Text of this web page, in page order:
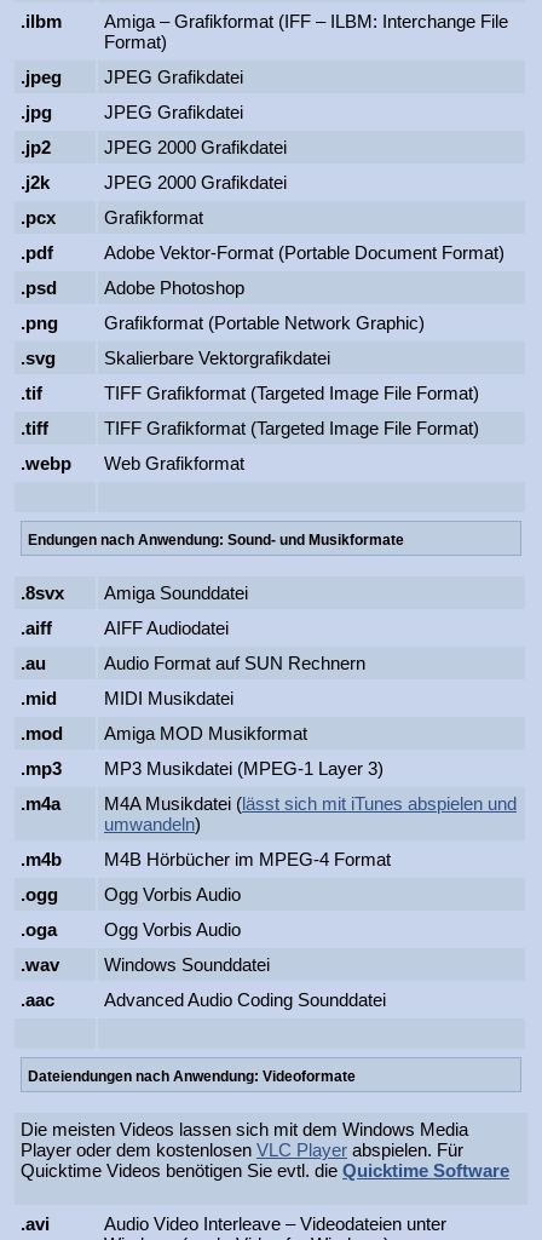
.ilbm
Amiga – Grafikformat (IFF – ILBM: Interchange File
Format)
.jpeg
JPEG Grafikdatei
.jpg
JPEG Grafikdatei
.jp2
JPEG 2000 Grafikdatei
.j2k
JPEG 2000 Grafikdatei
.pcx
Grafikformat
.pdf
Adobe Vektor-Format (Portable Document Format)
.psd
Adobe Photoshop
.png
Grafikformat (Portable Network Graphic)
.svg
Skalierbare Vektorgrafikdatei
.tif
TIFF Grafikformat (Targeted Image File Format)
.tiff
TIFF Grafikformat (Targeted Image File Format)
.webp
Web Grafikformat
Endungen nach Anwendung: Sound- und Musikformate
.8svx
Amiga Sounddatei
.aiff
AIFF Audiodatei
.au
Audio Format auf SUN Rechnern
.mid
MIDI Musikdatei
.mod
Amiga MOD Musikformat
.mp3
MP3 Musikdatei (MPEG-1 Layer 3)
.m4a
M4A Musikdatei (lässt sich mit iTunes abspielen und
umwandeln)
.m4b
M4B Hörbücher im MPEG-4 Format
.ogg
Ogg Vorbis Audio
.oga
Ogg Vorbis Audio
.wav
Windows Sounddatei
.aac
Advanced Audio Coding Sounddatei
Dateiendungen nach Anwendung: Videoformate
Die meisten Videos lassen sich mit dem Windows Media
Player oder dem kostenlosen VLC Player abspielen. Für
Quicktime Videos benötigen Sie evtl. die Quicktime Software
.avi
Audio Video Interleave – Videodateien unter